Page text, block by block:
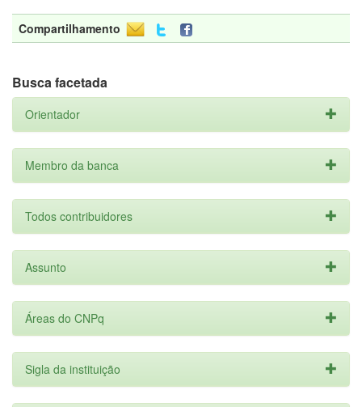
Compartilhamento
Busca facetada
Orientador
Membro da banca
Todos contribuidores
Assunto
Áreas do CNPq
Sigla da instituição